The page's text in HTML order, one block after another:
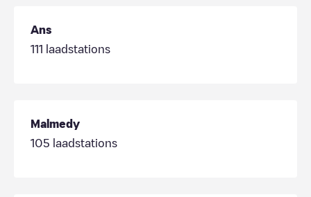
Ans
111
laadstations
Malmedy
105 laadstations